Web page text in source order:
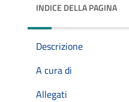
INDICE DELLA PAGINA
Descrizione
A cura di
Allegati